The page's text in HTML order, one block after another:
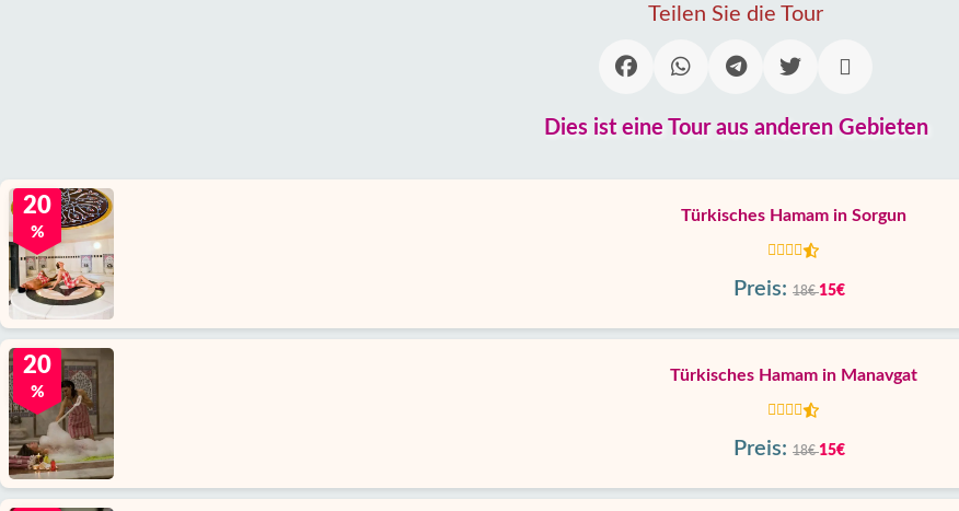
Teilen Sie die Tour
Dies ist eine Tour aus anderen Gebieten
Türkisches Hamam in Sorgun
20
%
Preis: 18€15€
Türkisches Hamam in Manavgat
20
%
Preis: 18€15€